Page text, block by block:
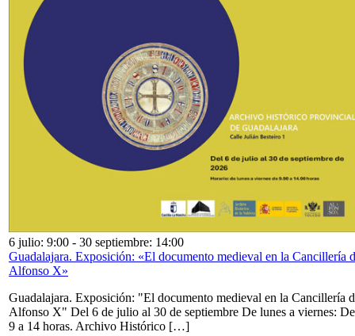
6 julio: 9:00 - 30 septiembre: 14:00
Guadalajara. Exposición: «El documento medieval en la Cancillería
Alfonso X»
Guadalajara. Exposición: "El documento medieval en la Cancillería
Alfonso X" Del 6 de julio al 30 de septiembre De lunes a viernes: De
9 a 14 horas. Archivo Histórico […]